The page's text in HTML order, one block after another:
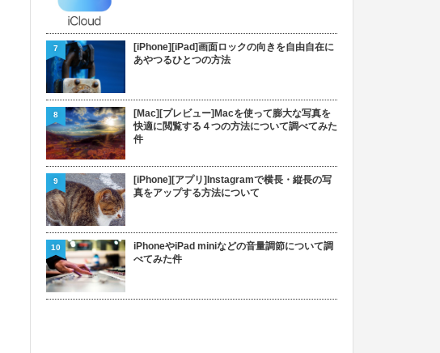
[iPhone][iPad]画面ロックの向きを自由自在に
あやつるひとつの方法
7
[Mac][プレビュー]Macを使って膨大な写真を
快適に閲覧する４つの方法について調べてみた
件
8
[iPhone][アプリ]Instagramで横長・縦長の写
真をアップする方法について
9
iPhoneやiPad miniなどの音量調節について調
べてみた件
10